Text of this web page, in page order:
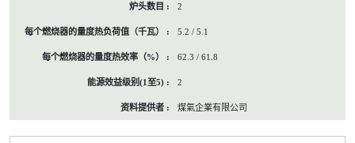
2
5.2 / 5.1
62.3 / 61.8
2
煤氣企業有限公司